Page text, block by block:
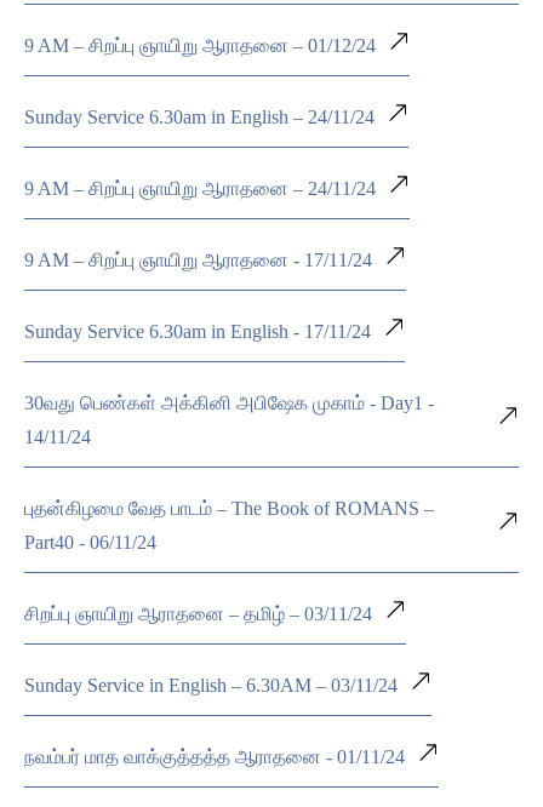
9 AM – சிறப்பு ஞாயிறு ஆராதனை – 01/12/24
Sunday Service 6.30am in English – 24/11/24
9 AM – சிறப்பு ஞாயிறு ஆராதனை – 24/11/24
9 AM – சிறப்பு ஞாயிறு ஆராதனை - 17/11/24
Sunday Service 6.30am in English - 17/11/24
30வது பெண்கள் அக்கினி அபிஷேக முகாம் - Day1 -
14/11/24
புதன்கிழமை வேத பாடம் – The Book of ROMANS –
Part40 - 06/11/24
சிறப்பு ஞாயிறு ஆராதனை – தமிழ் – 03/11/24
Sunday Service in English – 6.30AM – 03/11/24
நவம்பர் மாத வாக்குத்தத்த ஆராதனை - 01/11/24